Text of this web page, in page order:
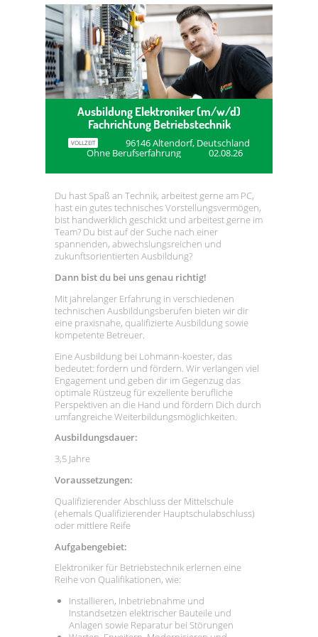
Ausbildung Elektroniker (m/w/d)
Fachrichtung Betriebstechnik
VOLLZEIT 96146 Altendorf, Deutschland
Ohne Berufserfahrung 02.08.26
Du hast Spaß an Technik, arbeitest gerne am PC,
hast ein gutes technisches Vorstellungsvermögen,
bist handwerklich geschickt und arbeitest gerne im
Team? Du bist auf der Suche nach einer
spannenden, abwechslungsreichen und
zukunftsorientierten Ausbildung?
Dann bist du bei uns genau richtig!
Mit jahrelanger Erfahrung in verschiedenen
technischen Ausbildungsberufen bieten wir dir
eine praxisnahe, qualifizierte Ausbildung sowie
kompetente Betreuer.
Eine Ausbildung bei Lohmann-koester, das
bedeutet: fordern und fördern. Wir verlangen viel
Engagement und geben dir im Gegenzug das
optimale Rüstzeug für exzellente berufliche
Perspektiven an die Hand und fördern Dich durch
umfangreiche Weiterbildungsmöglichkeiten.
Ausbildungsdauer:
3,5 Jahre
Voraussetzungen:
Qualifizierender Abschluss der Mittelschule
(ehemals Qualifizierender Hauptschulabschluss)
oder mittlere Reife
Aufgabengebiet:
Elektroniker für Betriebstechnik erlernen eine
Reihe von Qualifikationen, wie:
Installieren, Inbetriebnahme und
Instandsetzen elektrischer Bauteile und
Anlagen sowie Reparatur bei Störungen